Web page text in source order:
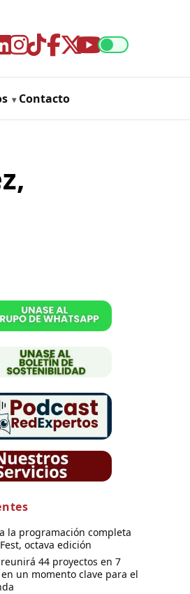
Contacto
la programación completa
octava edición
44 proyectos en 7
un momento clave para el